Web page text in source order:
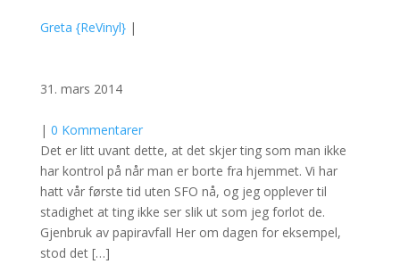
Greta {ReVinyl}|
31. mars 2014
| 0 Kommentarer
Det er litt uvant dette, at det skjer ting som man ikke
har kontrol på når man er borte fra hjemmet. Vi har
hatt vår første tid uten SFO nå, og jeg opplever til
stadighet at ting ikke ser slik ut som jeg forlot de.
Gjenbruk av papiravfall Her om dagen for eksempel,
stod det […]